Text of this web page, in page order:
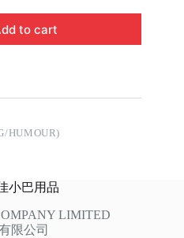
to cart
HUMOUR)
小巴用品
LIMITED
限公司